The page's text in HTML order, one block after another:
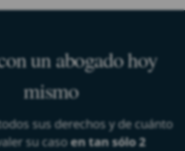
un abogado hoy
mismo
sus derechos y de cuánto
su casoen tan sólo 2